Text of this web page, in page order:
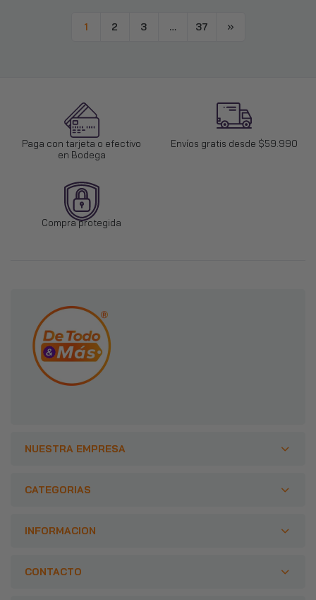
1 2 3 … 37
Paga con tarjeta o efectivo
en Bodega
Envíos gratis desde $59.990
Compra protegida
NUESTRA EMPRESA
CATEGORIAS
INFORMACION
CONTACTO